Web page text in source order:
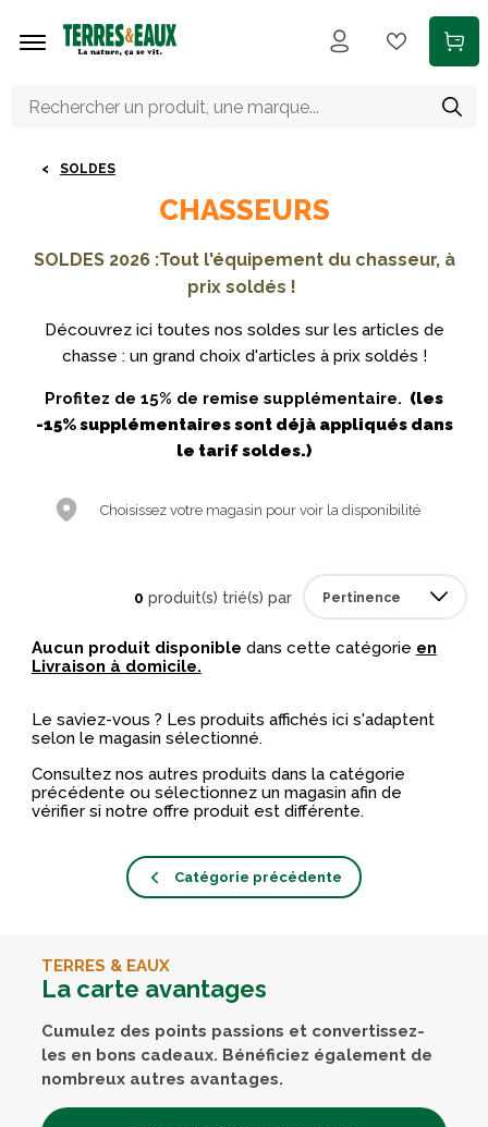
SOLDES
CHASSEURS
SOLDES 2026 :Tout l'équipement du chasseur, à
prix soldés !
Découvrez ici toutes nos soldes sur les articles de
chasse : un grand choix d'articles à prix soldés !
Profitez de 15% de remise supplémentaire. (les
-15% supplémentaires sont déjà appliqués dans
le tarif soldes.)
Choisissez votre magasin pour voir la disponibilité
0 produit(s) trié(s) par
Aucun produit disponible dans cette catégorie en
Livraison à domicile.
Le saviez-vous ? Les produits affichés ici s'adaptent
selon le magasin sélectionné.
Consultez nos autres produits dans la catégorie
précédente ou sélectionnez un magasin afin de
vérifier si notre offre produit est différente.
Catégorie précédente
TERRES & EAUX
La carte avantages
Cumulez des points passions et convertissez-
les en bons cadeaux. Bénéficiez également de
nombreux autres avantages.